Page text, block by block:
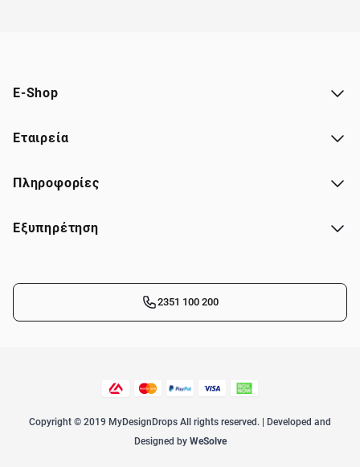
E-Shop
Εταιρεία
Πληροφορίες
Εξυπηρέτηση
2351 100 200
Copyright © 2019 MyDesignDrops All rights reserved. | Developed and
Designed by WeSolve